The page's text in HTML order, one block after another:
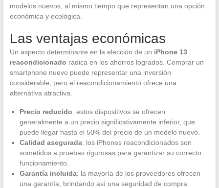
modelos nuevos, al mismo tiempo que representan una opción
económica y ecológica.
Las ventajas económicas
Un aspecto determinante en la elección de un iPhone 13
reacondicionado radica en los ahorros logrados. Comprar un
smartphone nuevo puede representar una inversión
considerable, pero el reacondicionamiento ofrece una
alternativa atractiva.
Precio reducido: estos dispositivos se ofrecen
generalmente a un precio significativamente inferior, que
puede llegar hasta el 50% del precio de un modelo nuevo.
Calidad asegurada: los iPhones reacondicionados son
sometidos a pruebas rigurosas para garantizar su correcto
funcionamiento.
Garantía incluida: la mayoría de los proveedores ofrecen
una garantía, brindando así una seguridad de compra